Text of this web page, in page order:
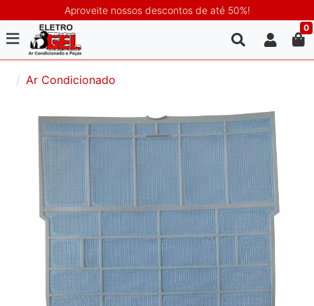
Aproveite nossos descontos de até 50%!
0
Ar Condicionado